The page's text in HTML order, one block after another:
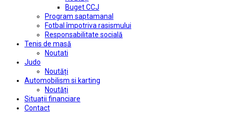
Buget CCJ
Program saptamanal
Fotbal împotriva rasismului
Responsabilitate socială
Tenis de masă
Noutati
Judo
Noutăți
Automobilism si karting
Noutăți
Situații financiare
Contact